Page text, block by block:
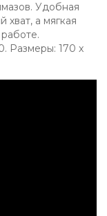
Удобная
а мягкая
Размеры: 170 x